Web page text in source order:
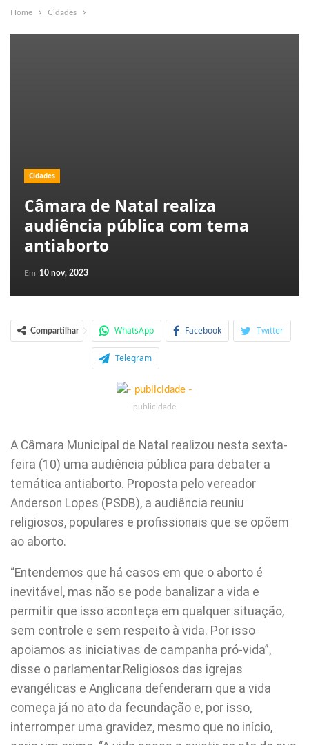
Home Cidades
Cidades
Câmara de Natal realiza
audiência pública com tema
antiaborto
Em 10 nov, 2023
Compartilhar WhatsApp Facebook Twitter
Telegram
- publicidade -
A Câmara Municipal de Natal realizou nesta sexta-
feira (10) uma audiência pública para debater a
temática antiaborto. Proposta pelo vereador
Anderson Lopes (PSDB), a audiência reuniu
religiosos, populares e profissionais que se opõem
ao aborto.
“Entendemos que há casos em que o aborto é
inevitável, mas não se pode banalizar a vida e
permitir que isso aconteça em qualquer situação,
sem controle e sem respeito à vida. Por isso
apoiamos as iniciativas de campanha pró-vida”,
disse o parlamentar.Religiosos das igrejas
evangélicas e Anglicana defenderam que a vida
começa já no ato da fecundação e, por isso,
interromper uma gravidez, mesmo que no início,